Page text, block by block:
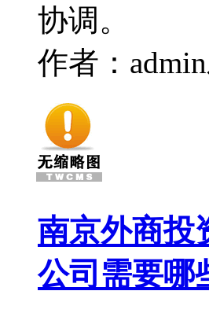
协调。
作者：admin
南京外商投
公司需要哪